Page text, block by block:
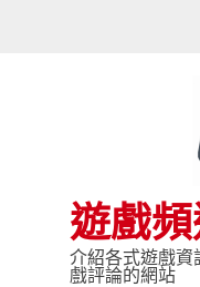
遊戲
介紹各式遊戲資
戲評論的網站